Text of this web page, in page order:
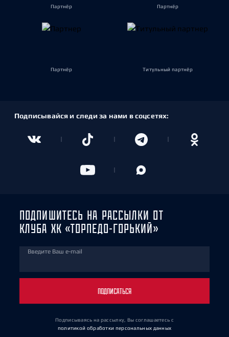
Партнёр Партнёр
Партнёр Титульный партнёр
Подписывайся и следи за нами в соцсетях:
ПОДПИШИТЕСЬ НА РАССЫЛКИ ОТ
КЛУБА ХК «ТОРПЕДО-ГОРЬКИЙ»
Введите Ваш e-mail
ПОДПИСАТЬСЯ
Подписываясь на рассылку, Вы соглашаетесь с
политикой обработки персональных данных